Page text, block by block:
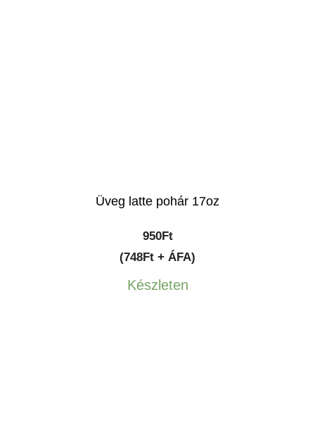
Üveg latte pohár 17oz
950Ft
(748Ft + ÁFA)
Készleten